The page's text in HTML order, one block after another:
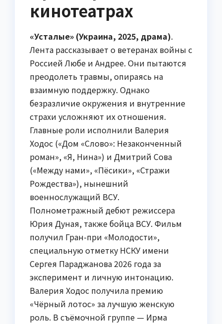
кинотеатрах
«Усталые» (Украина, 2025, драма).
Лента рассказывает о ветеранах войны с
Россией Любе и Андрее. Они пытаются
преодолеть травмы, опираясь на
взаимную поддержку. Однако
безразличие окружения и внутренние
страхи усложняют их отношения.
Главные роли исполнили Валерия
Ходос («Дом «Слово»: Незаконченный
роман», «Я, Нина») и Дмитрий Сова
(«Между нами», «Пёсики», «Стражи
Рождества»), нынешний
военнослужащий ВСУ.
Полнометражный дебют режиссера
Юрия Дуная, также бойца ВСУ. Фильм
получил Гран-при «Молодости»,
специальную отметку НСКУ имени
Сергея Параджанова 2026 года за
эксперимент и личную интонацию.
Валерия Ходос получила премию
«Чёрный лотос» за лучшую женскую
роль. В съёмочной группе — Ирма